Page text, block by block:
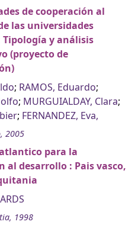
de cooperación al
las universidades
Tipología y análisis
(proyecto de
; RAMOS, Eduardo;
; MURGUIALDAY, Clara;
; FERNANDEZ, Eva,
2005
para la
al desarrollo : Pais vasco,
1998